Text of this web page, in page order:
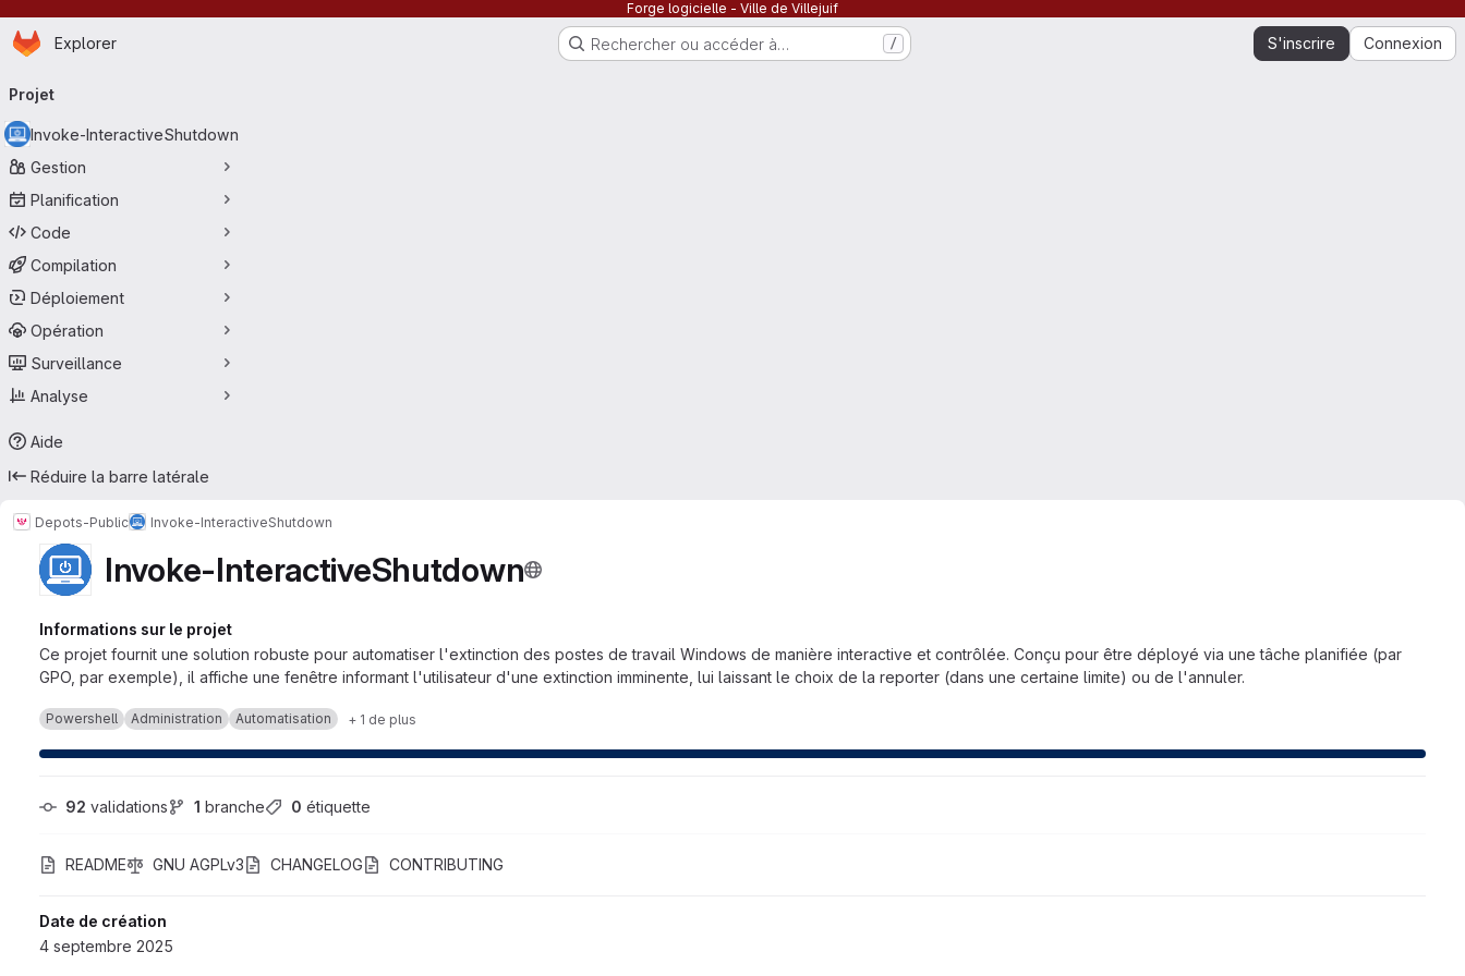
Forge logicielle - Ville de Villejuif
Passer au contenu principal
Page d'accueil
Explorer Rechercher ou accéder à… / S'inscrire Connexion
principale
Projet
Invoke-InteractiveShutdown
Gestion
Planification
Code
Compilation
Déploiement
Opération
Surveillance
Analyse
Aide
Réduire la barre latérale
Depots-Public Invoke-InteractiveShutdown
Invoke-InteractiveShutdown
Informations sur le projet
Ce projet fournit une solution robuste pour automatiser l'extinction des postes de travail Windows de manière interactive et contrôlée. Conçu pour être déployé via une tâche planifiée (par
GPO, par exemple), il affiche une fenêtre informant l'utilisateur d'une extinction imminente, lui laissant le choix de la reporter (dans une certaine limite) ou de l'annuler.
Powershell Administration Automatisation + 1 de plus
92 validations 1 branche 0 étiquette
README GNU AGPLv3 CHANGELOG CONTRIBUTING
Date de création
4 septembre 2025